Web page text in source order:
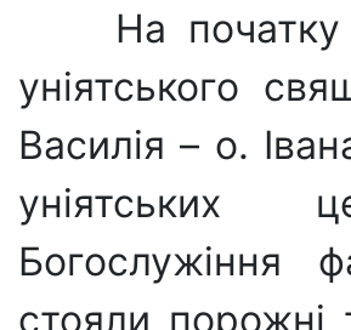
На
уніятського
Василія – о.
уніятських
Богослужіння
стояли порожні